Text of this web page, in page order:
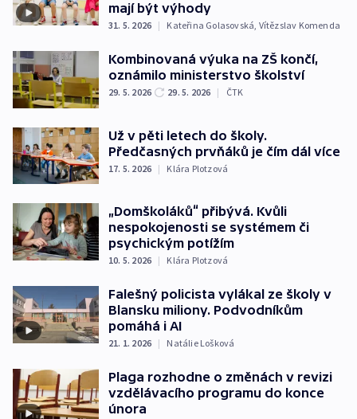
mají být výhody
31. 5. 2026 | Kateřina Golasovská, Vítězslav Komenda
Kombinovaná výuka na ZŠ končí,
oznámilo ministerstvo školství
29. 5. 2026 29. 5. 2026 | ČTK
Už v pěti letech do školy.
Předčasných prvňáků je čím dál více
17. 5. 2026 | Klára Plotzová
„Domškoláků“ přibývá. Kvůli
nespokojenosti se systémem či
psychickým potížím
10. 5. 2026 | Klára Plotzová
Falešný policista vylákal ze školy v
Blansku miliony. Podvodníkům
pomáhá i AI
21. 1. 2026 | Natálie Lošková
Plaga rozhodne o změnách v revizi
vzdělávacího programu do konce
února